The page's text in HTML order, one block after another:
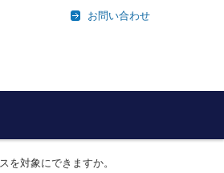
お問い合わせ
を対象にできますか。